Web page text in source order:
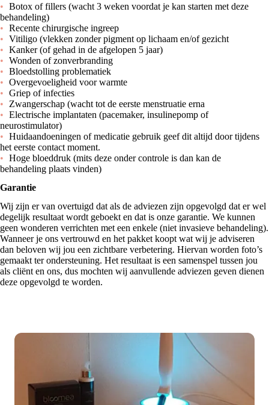
Botox of fillers (wacht 3 weken voordat je kan starten met deze
behandeling)
Recente chirurgische ingreep
Vitiligo (vlekken zonder pigment op lichaam en/of gezicht
Kanker (of gehad in de afgelopen 5 jaar)
Wonden of zonverbranding
Bloedstolling problematiek
Overgevoeligheid voor warmte
Griep of infecties
Zwangerschap (wacht tot de eerste menstruatie erna
Electrische implantaten (pacemaker, insulinepomp of
neurostimulator)
Huidaandoeningen of medicatie gebruik geef dit altijd door tijdens
het eerste contact moment.
Hoge bloeddruk (mits deze onder controle is dan kan de
behandeling plaats vinden)
Garantie
Wij zijn er van overtuigd dat als de adviezen zijn opgevolgd dat er wel
degelijk resultaat wordt geboekt en dat is onze garantie. We kunnen
geen wonderen verrichten met een enkele (niet invasieve behandeling).
Wanneer je ons vertrouwd en het pakket koopt wat wij je adviseren
dan beloven wij jou een zichtbare verbetering. Hiervan worden foto’s
gemaakt ter ondersteuning. Het resultaat is een samenspel tussen jou
als cliënt en ons, dus mochten wij aanvullende adviezen geven dienen
deze opgevolgd te worden.